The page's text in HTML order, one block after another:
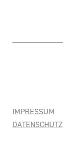
IMPRESSUM
DATENSCHUTZ